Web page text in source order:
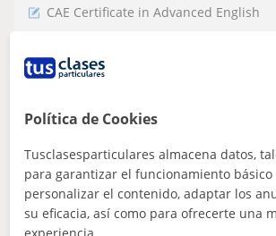
CAE Certificate in Advanced English
FP Técnico Superior de
Estimados Señores/as,Al finalizar mis
Educación Infantil, me gustaría...
ver más
Política de Cookies
Tusclasesparticulares almacena datos,
para garantizar el funcionamiento básico
personalizar el contenido, adaptar los
su eficacia, así como para ofrecerte una
experiencia.